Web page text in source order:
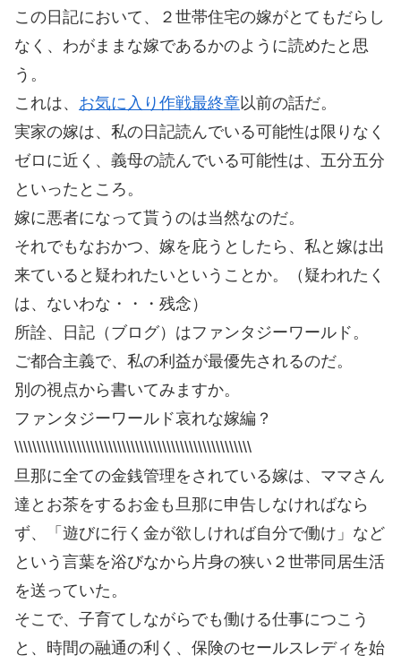
この日記において、２世帯住宅の嫁がとてもだらし
なく、わがままな嫁であるかのように読めたと思
う。
これは、 お気に入り作戦最終章以前の話だ。
実家の嫁は、私の日記読んでいる可能性は限りなく
ゼロに近く、義母の読んでいる可能性は、五分五分
といったところ。
嫁に悪者になって貰うのは当然なのだ。
それでもなおかつ、嫁を庇うとしたら、私と嫁は出
来ていると疑われたいということか。（疑われたく
は、ないわな・・・残念）
所詮、日記（ブログ）はファンタジーワールド。
ご都合主義で、私の利益が最優先されるのだ。
別の視点から書いてみますか。
ファンタジーワールド哀れな嫁編？
\\\\\\\\\\\\\\\\\\\\\\\\\\\\\\\\\\\\\\\\\\\\\\\\\\\\\
旦那に全ての金銭管理をされている嫁は、ママさん
達とお茶をするお金も旦那に申告しなければなら
ず、「遊びに行く金が欲しければ自分で働け」など
という言葉を浴びなから片身の狭い２世帯同居生活
を送っていた。
そこで、子育てしながらでも働ける仕事につこう
と、時間の融通の利く、保険のセールスレディを始